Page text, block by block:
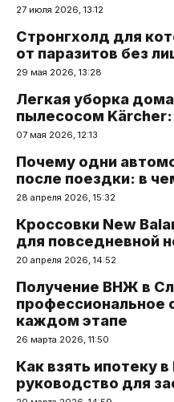
27 июля 2026, 13:12
Стронгхолд для
от паразитов без
29 мая 2026, 13:28
Легкая уборка
пылесосом
07 мая 2026, 12:13
Почему одни
после поездки: в
28 апреля 2026, 15:32
Кроссовки New
для повседневной
20 апреля 2026, 14:52
Получение ВНЖ в
профессиональное
каждом этапе
26 марта 2026, 11:50
Как взять ипотеку
руководство для